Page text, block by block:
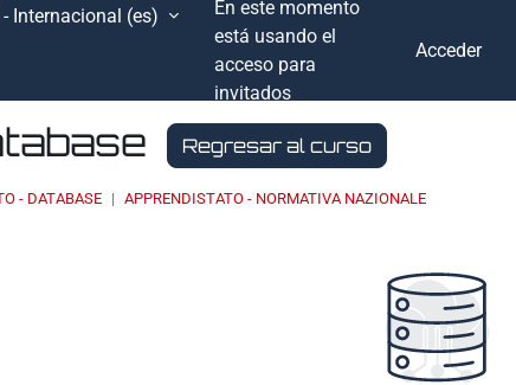
Internacional ‎(es)‎
En este momento
está usando el
acceso para
invitados
Acceder
Regresar al curso
- DATABASE
APPRENDISTATO - NORMATIVA NAZIONALE